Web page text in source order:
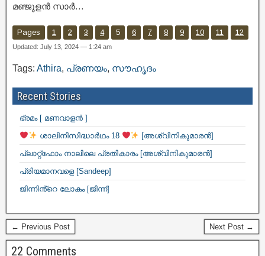
മഞ്ജുളൻ സാർ…
Pages 1 2 3 4 5 6 7 8 9 10 11 12
Updated: July 13, 2024 — 1:24 am
Tags: Athira, പ്രണയം, സൗഹൃദം
Recent Stories
ഭ്രമം [ മണവാളൻ ]
ശാലിനിസിദ്ധാർഥം 18
[അശ്വിനികുമാരൻ]
പ്ലാറ്റ്ഫോം നാലിലെ പ്രതികാരം [അശ്വിനികുമാരൻ]
പ്രിയമാനവളെ [Sandeep]
ജിന്നിൻ്റെ ലോകം [ജിന്ന്]
← Previous Post Next Post →
22 Comments